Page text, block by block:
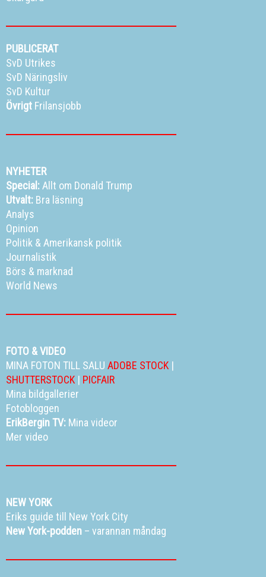
PUBLICERAT
SvD Utrikes
SvD Näringsliv
SvD Kultur
Övrigt Frilansjobb
NYHETER
Special:Allt om Donald Trump
Utvalt: Bra läsning
Analys
Opinion
Politik &Amerikansk politik
Journalistik
Börs & marknad
World News
FOTO & VIDEO
MINA FOTON TILL SALU ADOBE STOCK |
SHUTTERSTOCK | PICFAIR
Mina bildgallerier
Fotobloggen
ErikBergin TV: Mina videor
Mer video
NEW YORK
Eriks guide till New York City
New York-podden – varannan måndag